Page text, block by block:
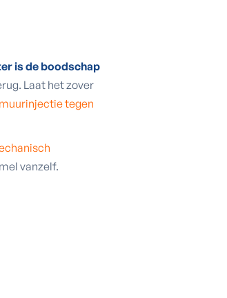
is de boodschap
Laat het zover
muurinjectie tegen
vanzelf.